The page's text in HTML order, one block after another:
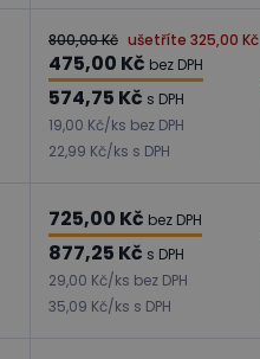
800,00 Kč ušetříte 325,00 Kč
475,00 Kč bez DPH
574,75 Kč s DPH
19,00 Kč/ks bez DPH
22,99 Kč/ks s DPH
725,00 Kč bez DPH
877,25 Kč s DPH
29,00 Kč/ks bez DPH
35,09 Kč/ks s DPH